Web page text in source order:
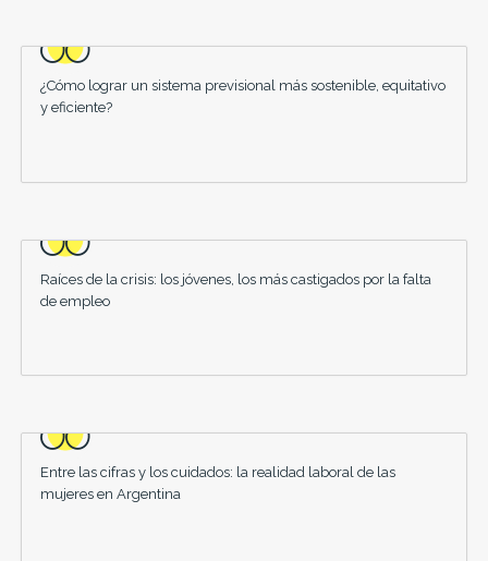
¿Cómo lograr un sistema previsional más sostenible, equitativo
y eficiente?
Raíces de la crisis: los jóvenes, los más castigados por la falta
de empleo
Entre las cifras y los cuidados: la realidad laboral de las
mujeres en Argentina